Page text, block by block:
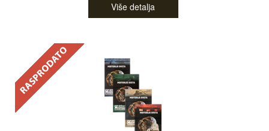
Više detalja